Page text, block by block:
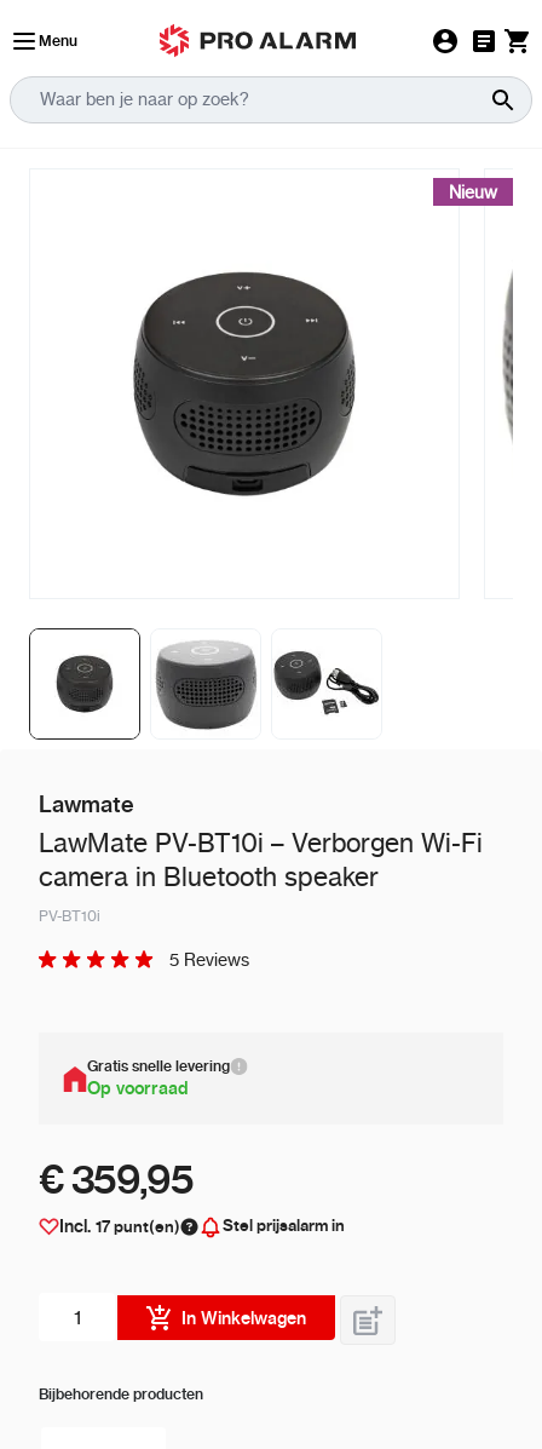
Menu
Nieuw
Lawmate
LawMate PV-BT10i – Verborgen Wi-Fi
camera in Bluetooth speaker
PV-BT10i
5 Reviews
Gratis snelle levering
Op voorraad
€ 359,95
Incl. 17punt(en) Stel prijsalarm in
In Winkelwagen
Bijbehorende producten